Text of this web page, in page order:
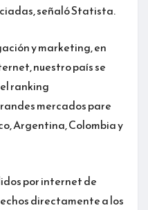
señaló Statista.
y marketing, en
nuestro país se
ranking
mercados pare
Argentina, Colombia y
por internet de
directamente a los